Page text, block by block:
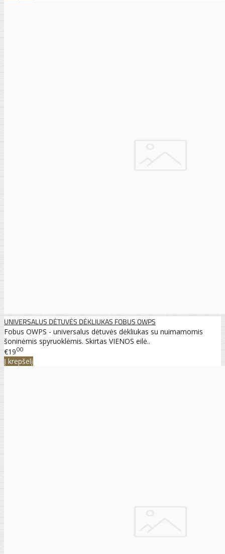
UNIVERSALUS DĖTUVĖS DĖKLIUKAS FOBUS OWPS
Fobus OWPS - universalus dėtuvės dėkliukas su nuimamomis
šoninėmis spyruoklėmis. Skirtas VIENOS eilė..
€1900
Į krepšelį